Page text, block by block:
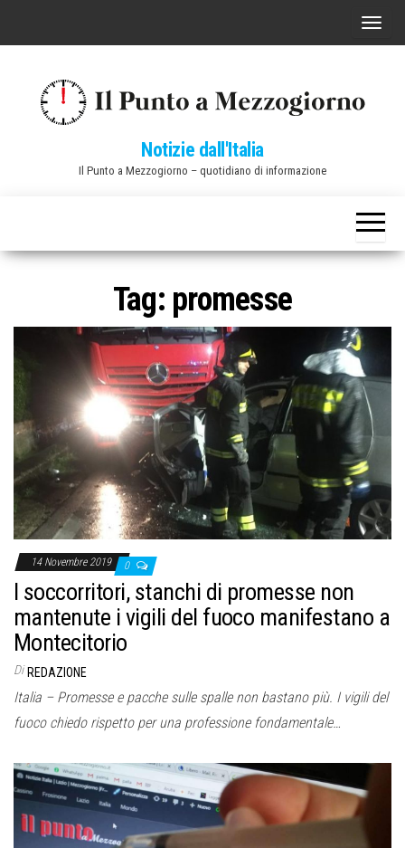
C
a
v
a
i
o
n
e
Notizie dall'Italia
Il Punto a Mezzogiorno – quotidiano di informazione
Tag: promesse
14 Novembre 2019 0
I soccorritori, stanchi di promesse non
mantenute i vigili del fuoco manifestano a
Montecitorio
Di REDAZIONE
Italia – Promesse e pacche sulle spalle non bastano più. I vigili del
fuoco chiedo rispetto per una professione fondamentale…